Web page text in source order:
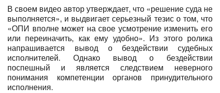
В своем видео автор утверждает, что «решение суда не
выполняется», и выдвигает серьезный тезис о том, что
«ОПИ вполне может на свое усмотрение изменить его
или переиначить, как ему удобно». Из этого ролика
напрашивается вывод о бездействии судебных
исполнителей. Однако вывод о бездействии
поспешный и является следствием неверного
понимания компетенции органов принудительного
исполнения.